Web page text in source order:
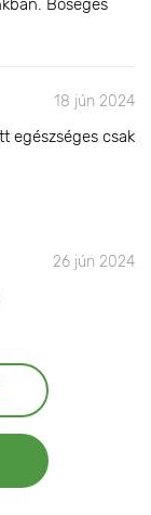
Bőséges
18 jún 2024
egészséges csak
26 jún 2024